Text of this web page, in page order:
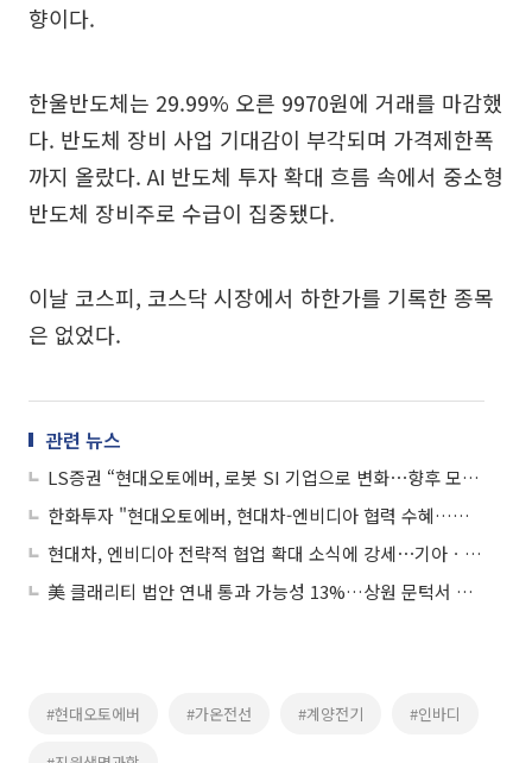
향이다.
한울반도체는 29.99% 오른 9970원에 거래를 마감했
다. 반도체 장비 사업 기대감이 부각되며 가격제한폭
까지 올랐다. AI 반도체 투자 확대 흐름 속에서 중소형
반도체 장비주로 수급이 집중됐다.
이날 코스피, 코스닥 시장에서 하한가를 기록한 종목
은 없었다.
관련 뉴스
LS증권 “현대오토에버, 로봇 SI 기업으로 변화⋯향후 모멘텀 집중해야”
한화투자 "현대오토에버, 현대차-엔비디아 협력 수혜…로봇·자율주행 역할 확대"
현대차, 엔비디아 전략적 협업 확대 소식에 강세⋯기아ㆍ현대오토에버 등 ↑
美 클래리티 법안 연내 통과 가능성 13%…상원 문턱서 제동
#현대오토에버 #가온전선 #계양전기 #인바디